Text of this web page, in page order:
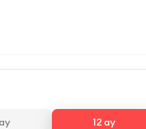
ay 12ay